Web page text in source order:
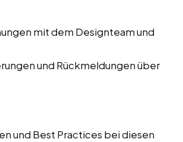
mit dem Designteam und
und Rückmeldungen über
und Best Practices bei diesen